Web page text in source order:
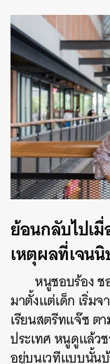
ย้อนกลับไปเ
เหตุผลที่เจน
หนูชอบร้อง ช
มาตั้งแต่เด็ก เริ่ม
เรียนสตรีทแจ๊ซ ต
ประเทศ หนูดูแล้ว
อยู่บนเวทีแบบนั้น